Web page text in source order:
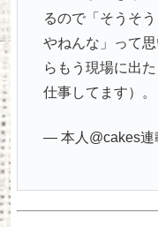
るので「そうそ
やねんな」って
らもう現場に出
仕事してます）。
— 本人@cakes連